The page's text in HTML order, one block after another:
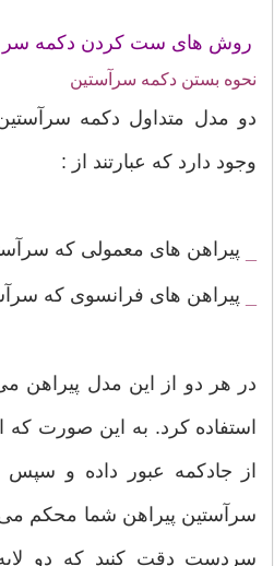
روش های ست کردن دکمه سر
نحوه بستن دکمه سرآستین
دو مدل متداول دکمه
وجود دارد که عبارتند از :
پیراهن های معمولی که
پیراهن های فرانسوی که
در هر دو از این مدل پیراهن
استفاده کرد. به این صورت که
از جادکمه عبور داده و
سرآستین پیراهن شما محکم
سردست دقت کنید که دو